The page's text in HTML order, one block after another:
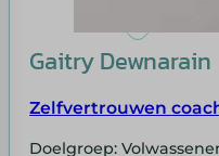
Gaitry Dewnarain
Zelfvertrouwen
Doelgroep: